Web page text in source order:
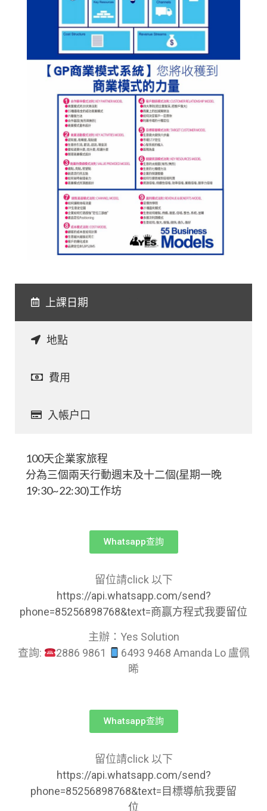
上課日期​
地點
費用
入帳户口​
100天企業家旅程
分為三個兩天行動週末及十二個(星期一晚
19:30~22:30)工作坊
Whatsapp查詢
留位請click 以下
https://api.whatsapp.com/send?
phone=85256898768&text=商赢方程式我要留位
主辦：Yes Solution
查詢:
2886 9861
6493 9468 Amanda Lo 盧佩
晞
Whatsapp查詢
留位請click 以下
https://api.whatsapp.com/send?
phone=85256898768&text=目標導航我要留
位